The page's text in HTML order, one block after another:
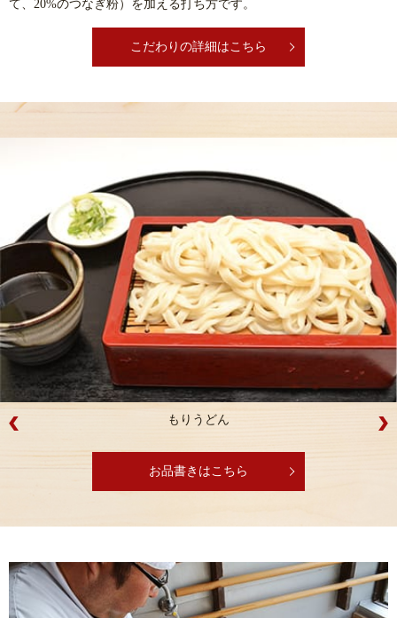
て、20%のつなぎ粉）を加える打ち方です。
こだわりの詳細はこちら
もりうどん
お品書きはこちら